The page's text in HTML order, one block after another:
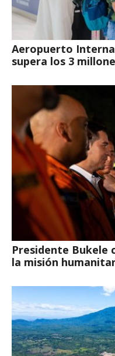
Aeropuerto
supera los 3
Presidente Bukele
la misión